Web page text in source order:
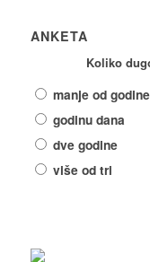
ANKETA
Koliko
manje od godine
godinu dana
dve godine
više od tri